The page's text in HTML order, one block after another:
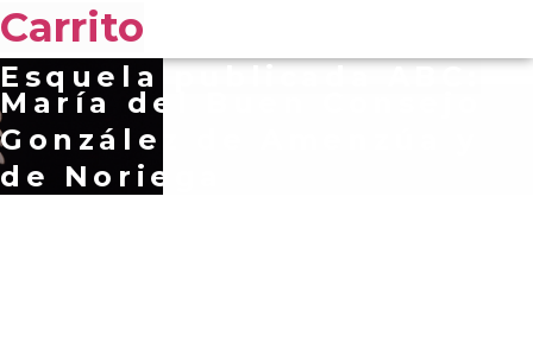
Carrito
Esquela publicada ABC:
María del Buen Consejo
González de Amenzúa y
de Noriega